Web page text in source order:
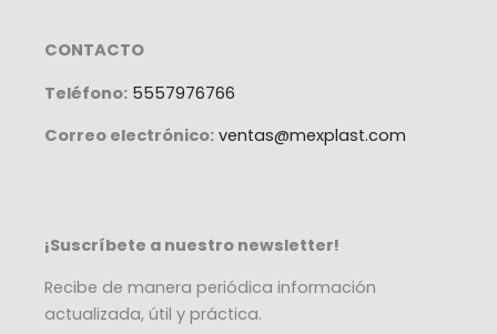
CONTACTO
Teléfono: 5557976766
Correo electrónico: ventas@mexplast.com
¡Suscríbete a nuestro newsletter!
Recibe de manera periódica información
actualizada, útil y práctica.